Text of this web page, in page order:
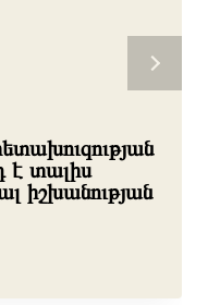
է տալիս
իշխանության